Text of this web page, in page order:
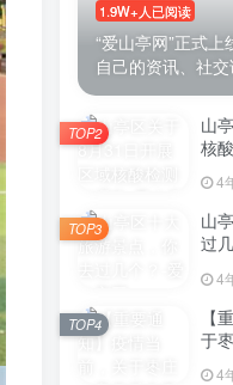
1.9W+人已阅读
“爱山亭网”正式
自己的资讯、社交
山
核
4
TOP2
山
过
4
TOP3
【
于
4
TOP4
微信登录
示同意